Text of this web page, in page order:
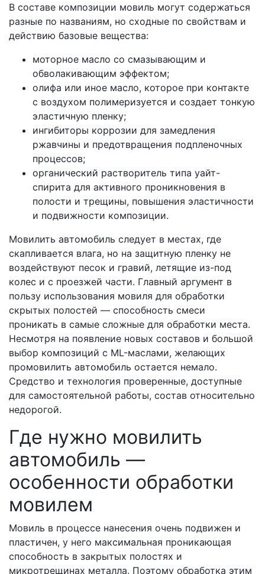
В составе композиции мовиль могут содержаться
разные по названиям, но сходные по свойствам и
действию базовые вещества:
моторное масло со смазывающим и
обволакивающим эффектом;
олифа или иное масло, которое при контакте
с воздухом полимеризуется и создает тонкую
эластичную пленку;
ингибиторы коррозии для замедления
ржавчины и предотвращения подпленочных
процессов;
органический растворитель типа уайт-
спирита для активного проникновения в
полости и трещины, повышения эластичности
и подвижности композиции.
Мовилить автомобиль следует в местах, где
скапливается влага, но на защитную пленку не
воздействуют песок и гравий, летящие из-под
колес и с проезжей части. Главный аргумент в
пользу использования мовиля для обработки
скрытых полостей — способность смеси
проникать в самые сложные для обработки места.
Несмотря на появление новых составов и большой
выбор композиций с ML-маслами, желающих
промовилить автомобиль остается немало.
Средство и технология проверенные, доступные
для самостоятельной работы, состав относительно
недорогой.
Где нужно мовилить
автомобиль —
особенности обработки
мовилем
Мовиль в процессе нанесения очень подвижен и
пластичен, у него максимальная проникающая
способность в закрытых полостях и
микротрещинах металла. Поэтому обработка этим